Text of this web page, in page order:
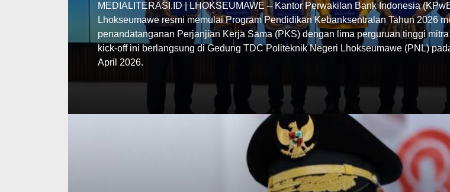
MEDIALITERASI.ID | LHOKSEUMAWE – Kantor Perwakilan Bank Indonesia
Lhokseumawe resmi memulai Program Pendidikan Kebanksentralan Tahun 2026
penandatanganan Perjanjian Kerja Sama (PKS) dengan lima perguruan tinggi
kick-off ini berlangsung di Gedung TDC Politeknik Negeri Lhokseumawe (PNL)
April 2026.